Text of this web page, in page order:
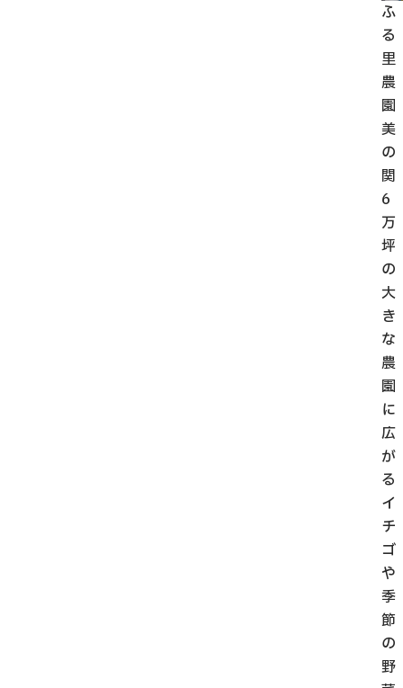
ふ
る
里
農
園
美
の
関
6
万
坪
の
大
き
な
農
園
に
広
が
る
イ
チ
ゴ
や
季
節
の
野